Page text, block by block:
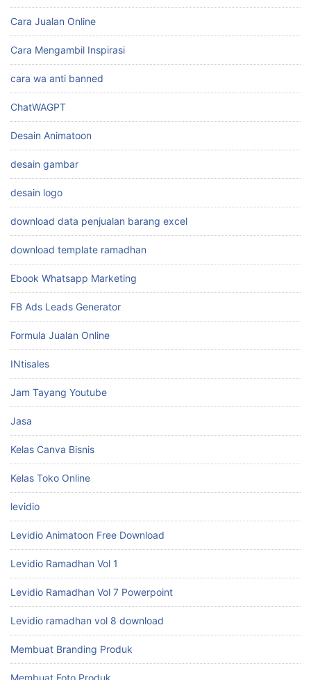
Cara Jualan Online
Cara Mengambil Inspirasi
cara wa anti banned
ChatWAGPT
Desain Animatoon
desain gambar
desain logo
download data penjualan barang excel
download template ramadhan
Ebook Whatsapp Marketing
FB Ads Leads Generator
Formula Jualan Online
INtisales
Jam Tayang Youtube
Jasa
Kelas Canva Bisnis
Kelas Toko Online
levidio
Levidio Animatoon Free Download
Levidio Ramadhan Vol 1
Levidio Ramadhan Vol 7 Powerpoint
Levidio ramadhan vol 8 download
Membuat Branding Produk